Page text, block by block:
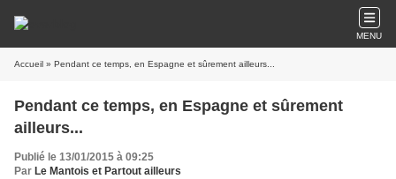
MENU
Accueil » Pendant ce temps, en Espagne et sûrement ailleurs...
Pendant ce temps, en Espagne et sûrement
ailleurs...
Publié le 13/01/2015 à 09:25
Par Le Mantois et Partout ailleurs